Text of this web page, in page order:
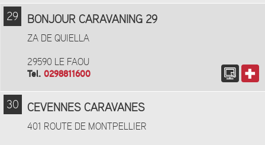
29 BONJOUR CARAVANING 29
ZA DE QUIELLA
29590 LE FAOU
Tel. 0298811600
30 CEVENNES CARAVANES
401 ROUTE DE MONTPELLIER